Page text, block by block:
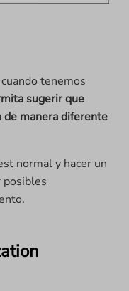
tenemos
sugerir que
manera diferente
normal y hacer un
posibles